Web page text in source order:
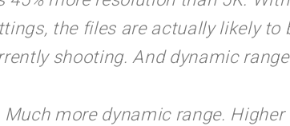
the files are actually likely to
shooting. And dynamic
more dynamic range. Higher